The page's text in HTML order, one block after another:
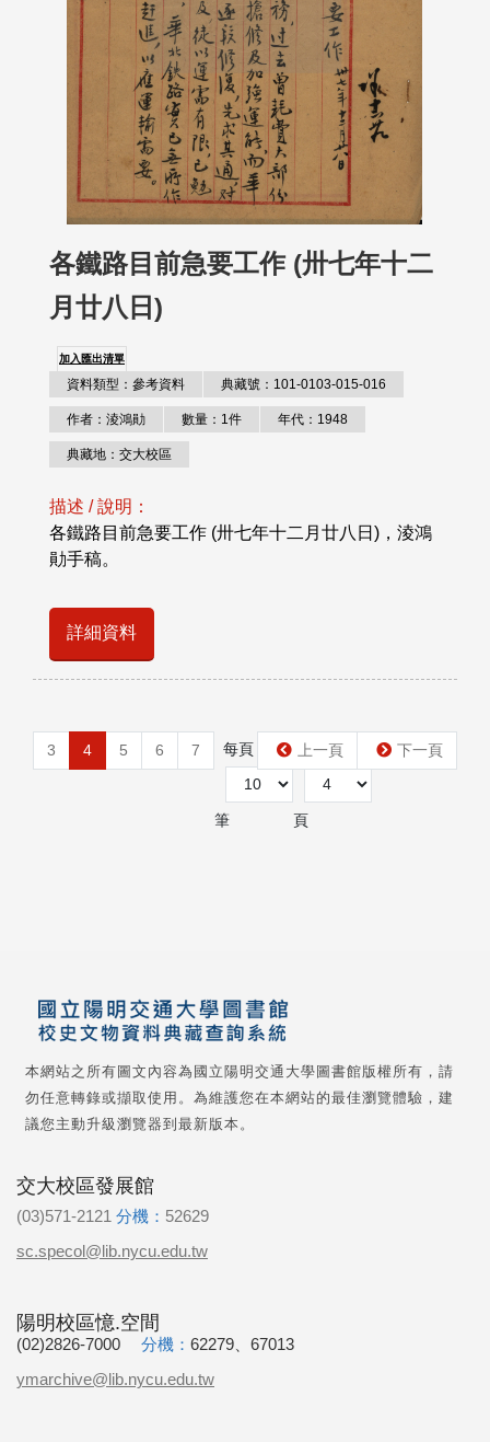
各鐵路目前急要工作 (卅七年十二
月廿八日)
加入匯出清單
資料類型：參考資料 典藏號：101-0103-015-016
作者：淩鴻勛 數量：1件 年代：1948
典藏地：交大校區
描述 / 說明：
各鐵路目前急要工作 (卅七年十二月廿八日)，淩鴻
勛手稿。
詳細資料
3 4 5 6 7 每頁
筆
第
頁
上一頁 下一頁
本網站之所有圖文內容為國立陽明交通大學圖書館版權所有，請
勿任意轉錄或擷取使用。為維護您在本網站的最佳瀏覽體驗，建
議您主動升級瀏覽器到最新版本。
交大校區發展館
(03)571-2121 分機： 52629
sc.specol@lib.nycu.edu.tw
陽明校區憶.空間
(02)2826-7000 分機： 62279、67013
ymarchive@lib.nycu.edu.tw